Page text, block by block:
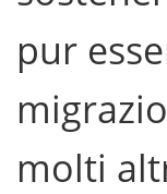
pur
molti